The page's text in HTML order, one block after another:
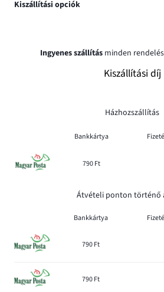
Kiszállítási opciók
Ingyenes szállítás minden
Kiszállítási díj
Házhozszállítás
Bankkártya
790 Ft
Átvételi ponton történő
Bankkártya
790 Ft
790 Ft